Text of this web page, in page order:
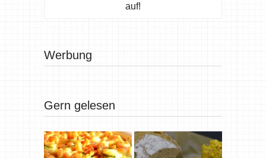
auf!
Werbung
Gern gelesen